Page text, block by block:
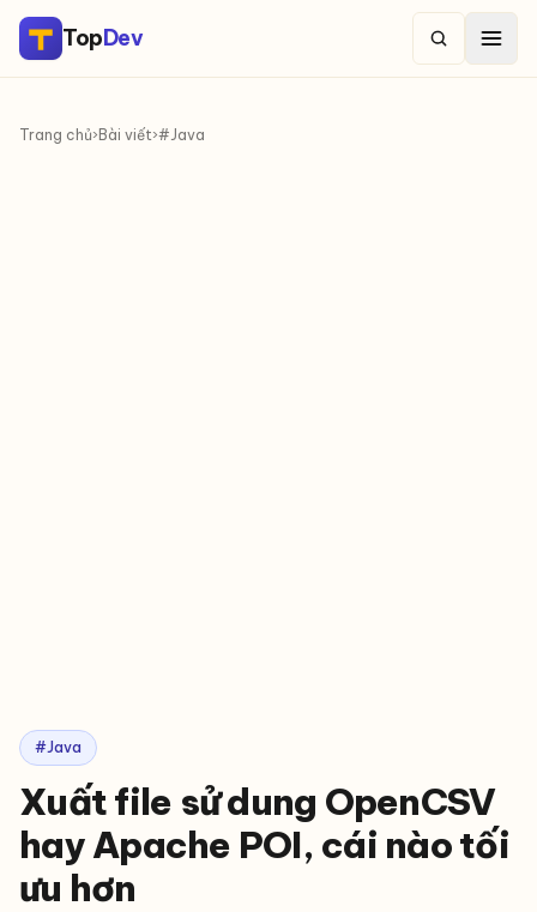
TopDev
Trang chủ› Bài viết›#Java
#Java
Xuất file sử dung OpenCSV
hay Apache POI, cái nào tối
ưu hơn